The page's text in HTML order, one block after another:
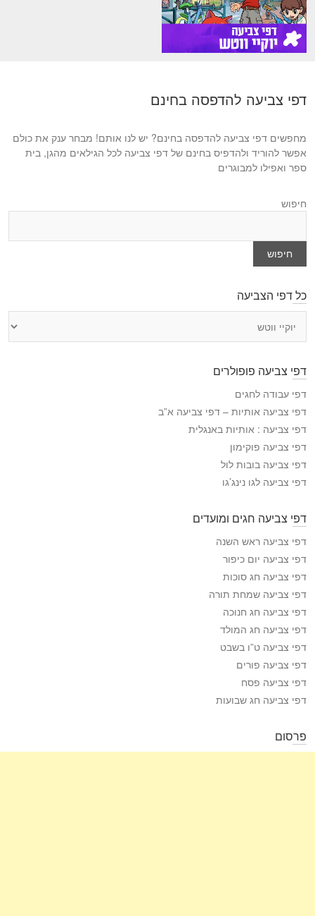
דפי צביעה להדפסה בחינם
מחפשים דפי צביעה להדפסה בחינם? יש לנו אותם! מבחר ענק את כולם
אפשר להוריד ולהדפיס בחינם של דפי צביעה לכל הגילאים מהגן, בית
ספר ואפילו למבוגרים
חיפוש
חיפוש
כל דפי הצביעה
י
ה
צ
י
ע
ה
דפי צביעה פופולרים
דפי עבודה לחגים
דפי צביעה אותיות – דפי צביעה א”ב
דפי צביעה : אותיות באנגלית
דפי צביעה פוקימון
דפי צביעה בובות לול
דפי צביעה לגו נינג’גו
דפי צביעה חגים ומועדים
דפי צביעה ראש השנה
דפי צביעה יום כיפור
דפי צביעה חג סוכות
דפי צביעה שמחת תורה
דפי צביעה חג חנוכה
דפי צביעה חג המולד
דפי צביעה ט”ו בשבט
דפי צביעה פורים
דפי צביעה פסח
דפי צביעה חג שבועות
פרסום